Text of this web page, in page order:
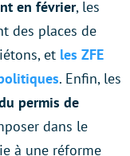
en février, les
des places de
et les ZFE
. Enfin, les
permis de
dans le
à une réforme